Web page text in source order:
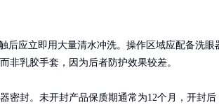
后应立即用大量清水冲洗。操作区域应配备洗眼
非乳胶手套，因为后者防护效果较差。
密封。未开封产品保质期通常为12个月，开封后